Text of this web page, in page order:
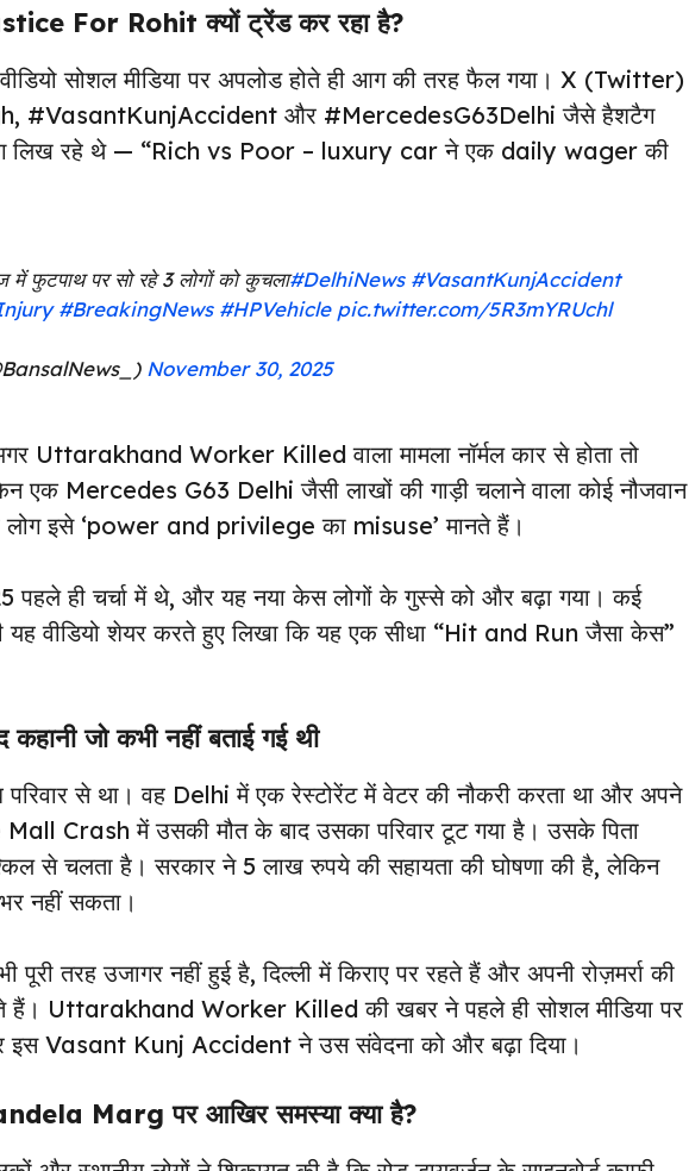
For Rohit क्यों ट्रेंड कर रहा है?
सोशल मीडिया पर अपलोड होते ही आग की तरह फैल गया। X (Twitter)
#VasantKunjAccident और #MercedesG63Delhi जैसे हैशटैग
लिख रहे थे — “Rich vs Poor – luxury car ने एक daily wager की
फुटपाथ पर सो रहे 3 लोगों को कुचला#DelhiNews #VasantKunjAccident
#BreakingNews #HPVehicle pic.twitter.com/5R3mYRUchl
November 30, 2025
Uttarakhand Worker Killed वाला मामला नॉर्मल कार से होता तो
एक Mercedes G63 Delhi जैसी लाखों की गाड़ी चलाने वाला कोई नौजवान
लोग इसे ‘power and privilege का misuse’ मानते हैं।
ही चर्चा में थे, और यह नया केस लोगों के गुस्से को और बढ़ा गया। कई
यह वीडियो शेयर करते हुए लिखा कि यह एक सीधा “Hit and Run जैसा केस”
कहानी जो कभी नहीं बताई गई थी
परिवार से था। वह Delhi में एक रेस्टोरेंट में वेटर की नौकरी करता था और अपने
Crash में उसकी मौत के बाद उसका परिवार टूट गया है। उसके पिता
से चलता है। सरकार ने 5 लाख रुपये की सहायता की घोषणा की है, लेकिन
नहीं सकता।
पूरी तरह उजागर नहीं हुई है, दिल्ली में किराए पर रहते हैं और अपनी रोज़मर्रा की
हैं। Uttarakhand Worker Killed की खबर ने पहले ही सोशल मीडिया पर
इस Vasant Kunj Accident ने उस संवेदना को और बढ़ा दिया।
Marg पर आखिर समस्या क्या है?